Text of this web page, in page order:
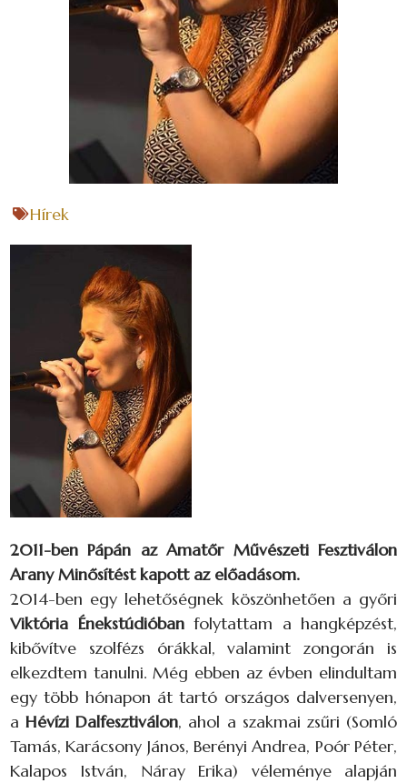
Hírek
2011-ben Pápán az Amatőr Művészeti Fesztiválon
Arany Minősítést kapott az előadásom.
2014-ben egy lehetőségnek köszönhetően a győri
Viktória Énekstúdióbanfolytattam a hangképzést,
kibővítve szolfézs órákkal, valamint zongorán is
elkezdtem tanulni. Még ebben az évben elindultam
egy több hónapon át tartó országos dalversenyen,
aHévízi Dalfesztiválon, ahol a szakmai zsűri (Somló
Tamás, Karácsony János, Berényi Andrea, Poór Péter,
Kalapos István, Náray Erika) véleménye alapján